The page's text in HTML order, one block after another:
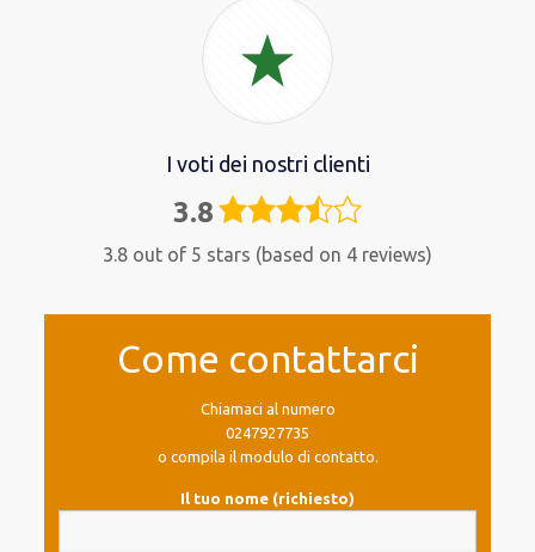
I voti dei nostri clienti
3.8 3,8
3.8 out of 5 stars (based on 4 reviews)
Come contattarci
Chiamaci al numero
0247927735
o compila il modulo di contatto.
Il tuo nome (richiesto)